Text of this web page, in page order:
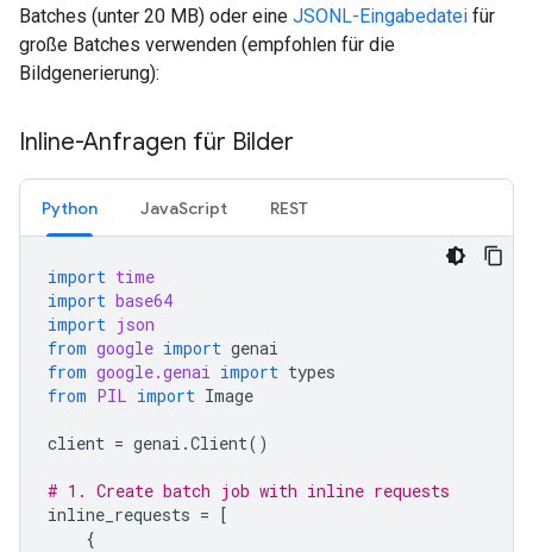
Batches (unter 20 MB) oder eine JSONL-Eingabedatei für
große Batches verwenden (empfohlen für die
Bildgenerierung):
Inline-Anfragen für Bilder
Python JavaScript REST
import time
import base64
import json
from google import genai
from google.genai import types
from PIL import Image
client = genai .Client()
# 1. Create batch job with inline requests
inline_requests = [
{